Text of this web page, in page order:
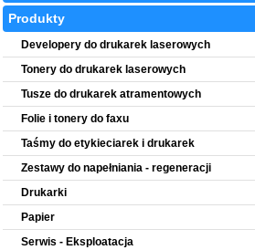
Produkty
Developery do drukarek laserowych
Tonery do drukarek laserowych
Tusze do drukarek atramentowych
Folie i tonery do faxu
Taśmy do etykieciarek i drukarek
Zestawy do napełniania - regeneracji
Drukarki
Papier
Serwis - Eksploatacja